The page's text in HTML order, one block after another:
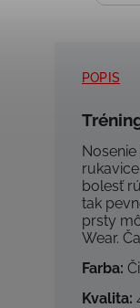
POPIS
bolesť
tak
prsty
Wear.
Farba:
Kvalita: